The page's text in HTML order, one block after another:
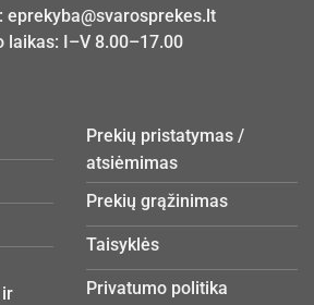
eprekyba@svarosprekes.lt
laikas: I–V 8.00–17.00
Prekių pristatymas /
atsiėmimas
Prekių grąžinimas
Taisyklės
Privatumo politika